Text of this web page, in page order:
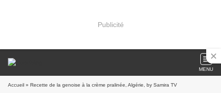
Publicité
MENU
Accueil » Recette de la genoise à la crème pralinée, Algérie, by Samira TV